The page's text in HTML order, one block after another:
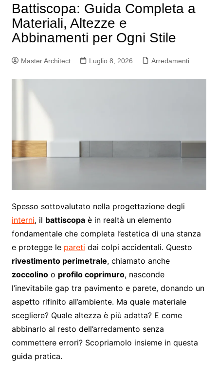
Battiscopa: Guida Completa a
Materiali, Altezze e
Abbinamenti per Ogni Stile
Master Architect Luglio 8, 2026 Arredamenti
Spesso sottovalutato nella progettazione degli
interni, il battiscopaè in realtà un elemento
fondamentale che completa l’estetica di una stanza
e protegge le pareti dai colpi accidentali. Questo
rivestimento perimetrale, chiamato anche
zoccolinoo profilo coprimuro, nasconde
l’inevitabile gap tra pavimento e parete, donando un
aspetto rifinito all’ambiente. Ma quale materiale
scegliere? Quale altezza è più adatta? E come
abbinarlo al resto dell’arredamento senza
commettere errori? Scopriamolo insieme in questa
guida pratica.